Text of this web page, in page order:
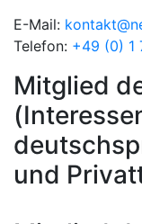
E-Mail:
Telefon: +49 (0) 1
Mitglied
und